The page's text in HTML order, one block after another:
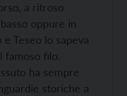
a ritroso
oppure in
Teseo lo sapeva
famoso filo.
ha sempre
storiche a